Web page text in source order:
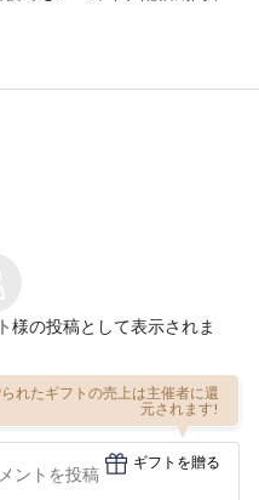
様の投稿として表示されま
れたギフトの売上は主催者に還
元されます!
ギフトを贈る